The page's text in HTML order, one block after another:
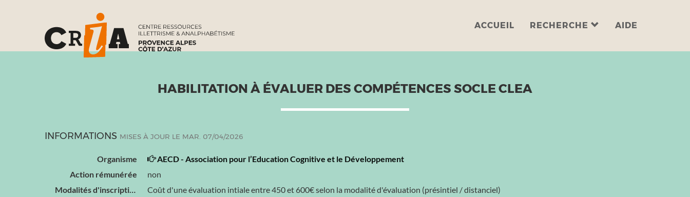
ACCUEIL RECHERCHE AIDE
HABILITATION À ÉVALUER DES COMPÉTENCES SOCLE CLEA
INFORMATIONS MISES À JOUR LE MAR. 07/04/2026
Organisme
AECD - Association pour l’Education Cognitive et le Développement
Action rémunérée
non
Modalités d'inscription
Coût d'une évaluation intiale entre 450 et 600€ selon la modalité d'évaluation (présintiel / distanciel)